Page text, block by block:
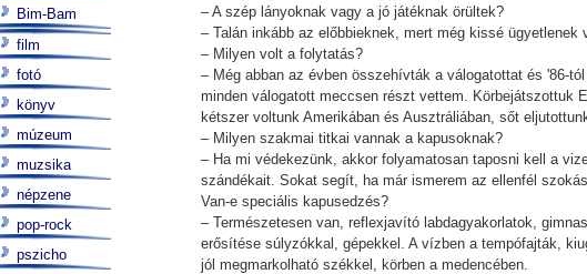
– A szép lányoknak vagy a jó játéknak örültek?
– Talán inkább az előbbieknek, mert még kissé
– Milyen volt a folytatás?
– Még abban az évben összehívták a válogatottat és '86-
minden válogatott meccsen részt vettem. Körbejátszottuk
kétszer voltunk Amerikában és Ausztráliában, sőt
– Milyen szakmai titkai vannak a kapusoknak?
– Ha mi védekezünk, akkor folyamatosan taposni kell a
szándékait. Sokat segít, ha már ismerem az ellenfél
Van-e speciális kapusedzés?
– Természetesen van, reflexjavító labdagyakorlatok,
erősítése súlyzókkal, gépekkel. A vízben a tempófajták,
jól megmarkolható székkel, körben a medencében.
Bim-Bam
film
fotó
könyv
múzeum
muzsika
népzene
pop-rock
pszicho